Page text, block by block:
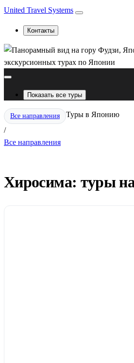
United Travel Systems
Контакты
Показать все туры
Все направления
/
Туры в Японию
Все направления
Хиросима: туры